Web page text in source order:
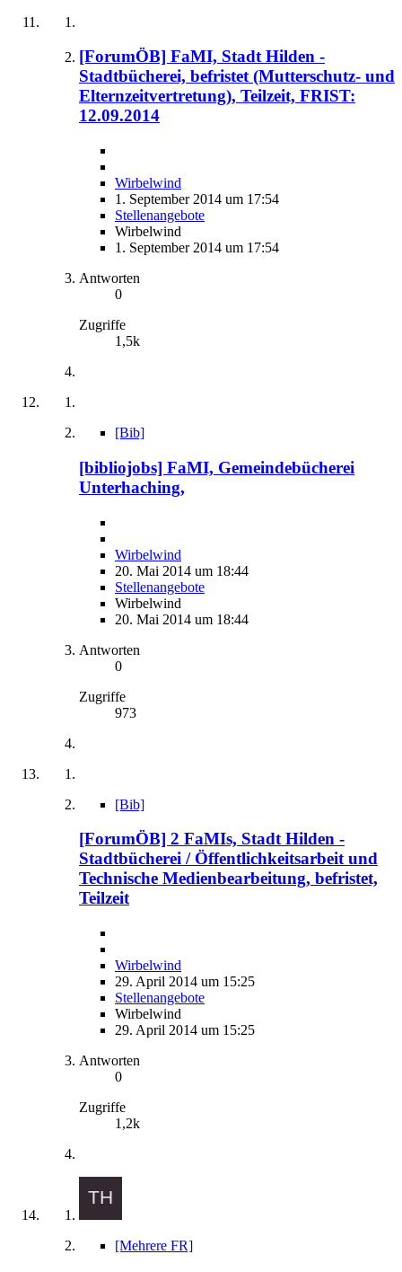
[ForumÖB] FaMI, Stadt Hilden -
Stadtbücherei, befristet (Mutterschutz- und
Elternzeitvertretung), Teilzeit, FRIST:
12.09.2014
Wirbelwind
1. September 2014 um 17:54
Stellenangebote
Wirbelwind
1. September 2014 um 17:54
Antworten
0
Zugriffe
1,5k
[Bib]
[bibliojobs] FaMI, Gemeindebücherei
Unterhaching,
Wirbelwind
20. Mai 2014 um 18:44
Stellenangebote
Wirbelwind
20. Mai 2014 um 18:44
Antworten
0
Zugriffe
973
[Bib]
[ForumÖB] 2 FaMIs, Stadt Hilden -
Stadtbücherei / Öffentlichkeitsarbeit und
Technische Medienbearbeitung, befristet,
Teilzeit
Wirbelwind
29. April 2014 um 15:25
Stellenangebote
Wirbelwind
29. April 2014 um 15:25
Antworten
0
Zugriffe
1,2k
[Mehrere FR]